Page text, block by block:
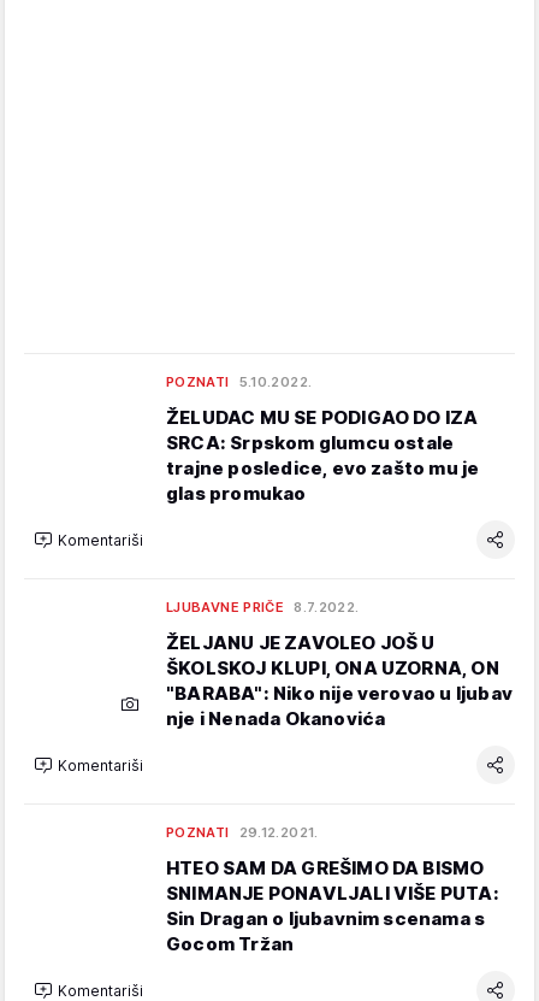
POZNATI 5.10.2022.
ŽELUDAC MU SE PODIGAO DO IZA
SRCA: Srpskom glumcu ostale
trajne posledice, evo zašto mu je
glas promukao
Komentariši
LJUBAVNE PRIČE 8.7.2022.
ŽELJANU JE ZAVOLEO JOŠ U
ŠKOLSKOJ KLUPI, ONA UZORNA, ON
"BARABA": Niko nije verovao u ljubav
nje i Nenada Okanovića
Komentariši
POZNATI 29.12.2021.
HTEO SAM DA GREŠIMO DA BISMO
SNIMANJE PONAVLJALI VIŠE PUTA:
Sin Dragan o ljubavnim scenama s
Gocom Tržan
Komentariši